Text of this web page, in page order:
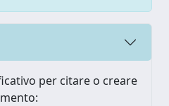
per citare o creare